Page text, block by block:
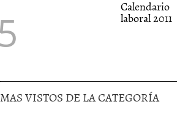
Calendario
laboral 2011
MAS VISTOS DE LA CATEGORÍA